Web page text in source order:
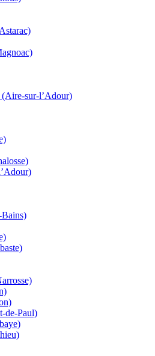
sur-l’Adour)
Bains)
de-Paul)